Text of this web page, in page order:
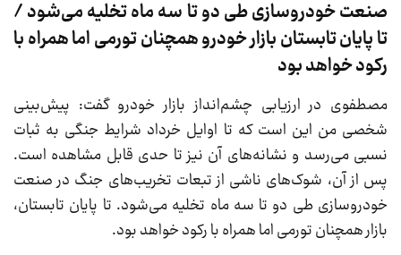
صنعت خودروسازی طی دو تا سه ماه تخلیه می‌شود /
تا پایان تابستان بازار خودرو همچنان تورمی اما همراه با
رکود خواهد بود
مصطفوی در ارزیابی چشم‌انداز بازار خودرو گفت: پیش‌بینی
شخصی من این است که تا اوایل خرداد شرایط جنگی به ثبات
نسبی می‌رسد و نشانه‌های آن نیز تا حدی قابل مشاهده است.
پس از آن، شوک‌های ناشی از تبعات تخریب‌های جنگ در صنعت
خودروسازی طی دو تا سه ماه تخلیه می‌شود. تا پایان تابستان،
بازار همچنان تورمی اما همراه با رکود خواهد بود.